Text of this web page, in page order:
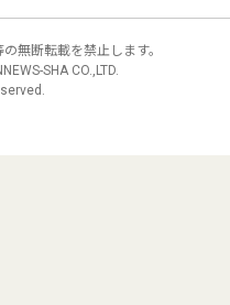
無断転載を禁止します。
SHA CO.,LTD.